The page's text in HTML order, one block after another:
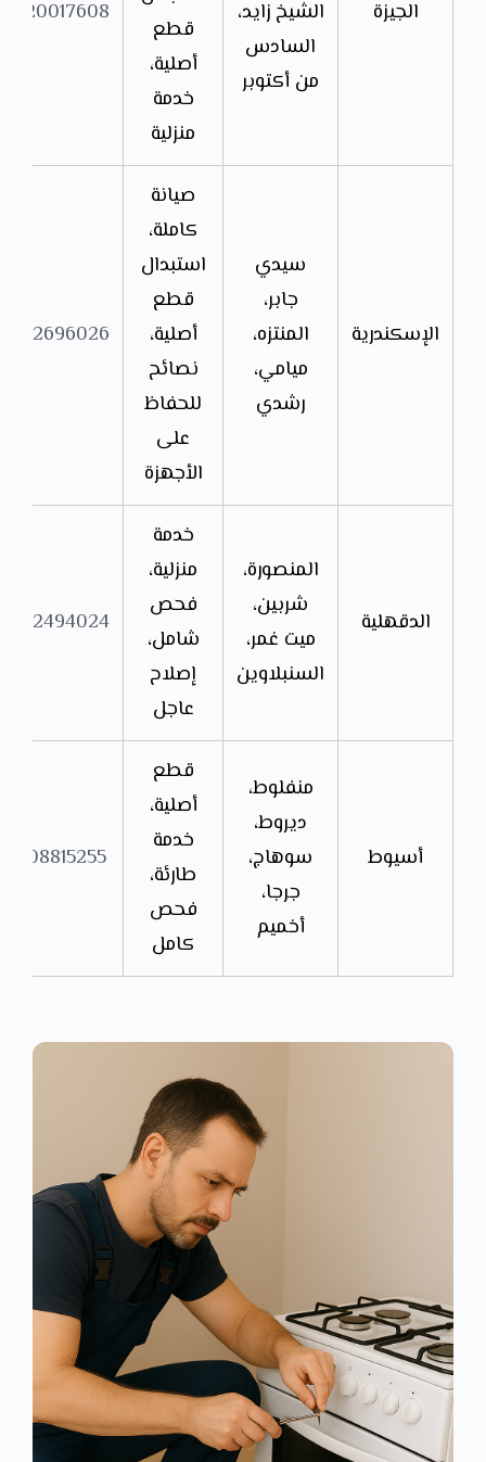
الجيزة
الشيخ زايد،
السادس
من أكتوبر
قطع
أصلية،
خدمة
منزلية
الإسكندرية
سيدي
جابر،
المنتزه،
ميامي،
رشدي
صيانة
كاملة،
استبدال
قطع
أصلية،
نصائح
للحفاظ
على
الأجهزة
الدقهلية
المنصورة،
شربين،
ميت غمر،
السنبلاوين
خدمة
منزلية،
فحص
شامل،
إصلاح
عاجل
أسيوط
منفلوط،
ديروط،
سوهاج،
جرجا،
أخميم
قطع
أصلية،
خدمة
طارئة،
فحص
كامل
01208815255